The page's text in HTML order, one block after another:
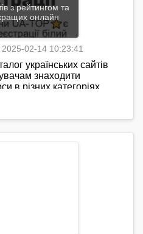
з рейтингом та
онлайн
02-14 10:23:41
українських сайтів
знаходити
в різних категоріях.
та якісні веб-
та покращенню
https://ua-
сайтів зі
для просування та